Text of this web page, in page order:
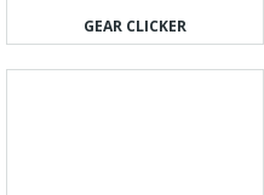
GEAR CLICKER